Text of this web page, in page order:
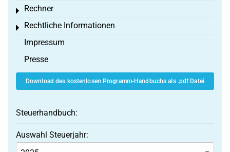
Rechner
Toggle menu
Rechtliche Informationen
Toggle menu
Impressum
Presse
Download des kostenlosen Programm-Handbuchs als .pdf Datei
Steuerhandbuch:
Auswahl Steuerjahr: